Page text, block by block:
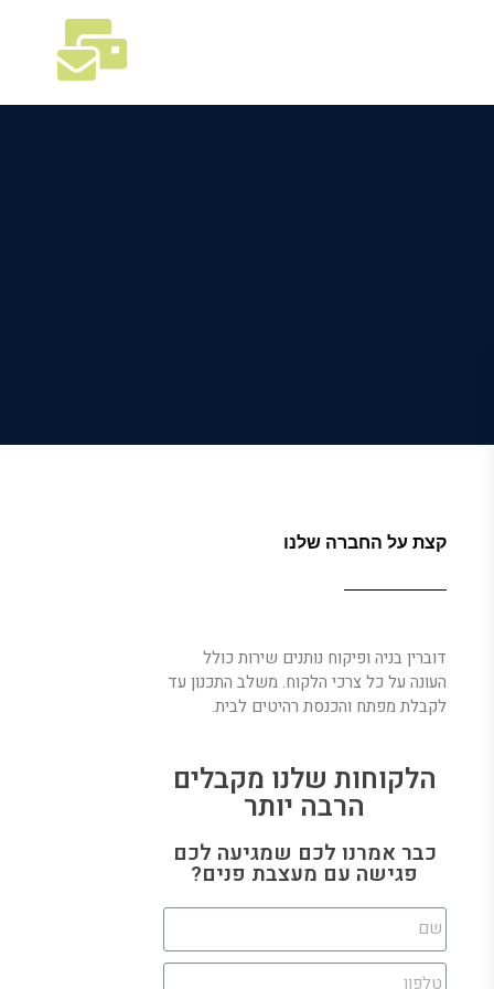
קצת על החברה שלנו
דוברין בניה ופיקוח נותנים שירות כולל
העונה על כל צרכי הלקוח. משלב התכנון עד
לקבלת מפתח והכנסת רהיטים לבית.
הלקוחות שלנו מקבלים
הרבה יותר
כבר אמרנו לכם שמגיעה לכם
פגישה עם מעצבת פנים?